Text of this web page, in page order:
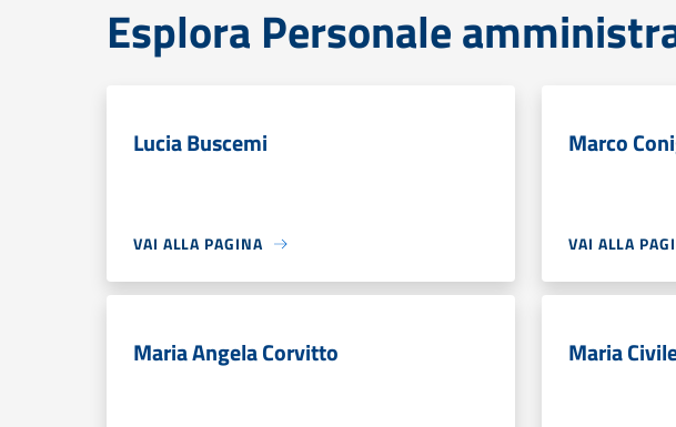
Esplora Personale
Lucia Buscemi
VAI ALLA PAGINA
Marco
VAI ALLA
Maria Angela Corvitto Maria